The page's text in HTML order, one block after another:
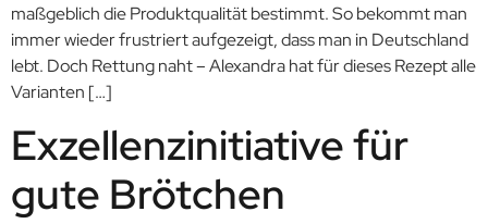
maßgeblich die Produktqualität bestimmt. So bekommt man
immer wieder frustriert aufgezeigt, dass man in Deutschland
lebt. Doch Rettung naht – Alexandra hat für dieses Rezept alle
Varianten […]
Exzellenzinitiative für
gute Brötchen